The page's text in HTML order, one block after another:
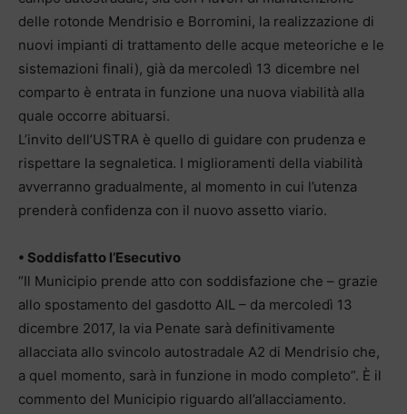
delle rotonde Mendrisio e Borromini, la realizzazione di
nuovi impianti di trattamento delle acque meteoriche e le
sistemazioni finali), già da mercoledì 13 dicembre nel
comparto è entrata in funzione una nuova viabilità alla
quale occorre abituarsi.
L’invito dell’USTRA è quello di guidare con prudenza e
rispettare la segnaletica. I miglioramenti della viabilità
avverranno gradualmente, al momento in cui l’utenza
prenderà confidenza con il nuovo assetto viario.
• Soddisfatto l’Esecutivo
“Il Municipio prende atto con soddisfazione che – grazie
allo spostamento del gasdotto AIL – da mercoledì 13
dicembre 2017, la via Penate sarà definitivamente
allacciata allo svincolo autostradale A2 di Mendrisio che,
a quel momento, sarà in funzione in modo completo”. È il
commento del Municipio riguardo all’allacciamento.